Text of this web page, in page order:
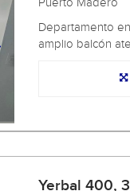
Puerto Madero
Departamento
amplio balcón
Yerbal 400, 3